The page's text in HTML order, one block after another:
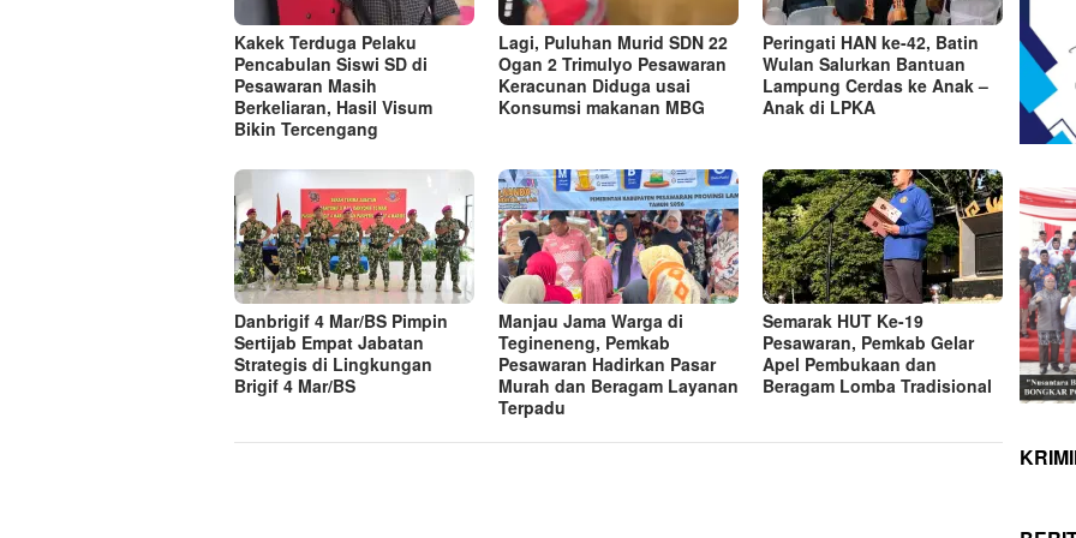
Kakek Terduga Pelaku
Pencabulan Siswi SD di
Pesawaran Masih
Berkeliaran, Hasil Visum
Bikin Tercengang
Lagi, Puluhan Murid SDN 22
Ogan 2 Trimulyo Pesawaran
Keracunan Diduga usai
Konsumsi makanan MBG
Peringati HAN ke-42, Batin
Wulan Salurkan Bantuan
Lampung Cerdas ke Anak –
Anak di LPKA
Danbrigif 4 Mar/BS Pimpin
Sertijab Empat Jabatan
Strategis di Lingkungan
Brigif 4 Mar/BS
Manjau Jama Warga di
Tegineneng, Pemkab
Pesawaran Hadirkan Pasar
Murah dan Beragam Layanan
Terpadu
Semarak HUT Ke-19
Pesawaran, Pemkab Gelar
Apel Pembukaan dan
Beragam Lomba Tradisional